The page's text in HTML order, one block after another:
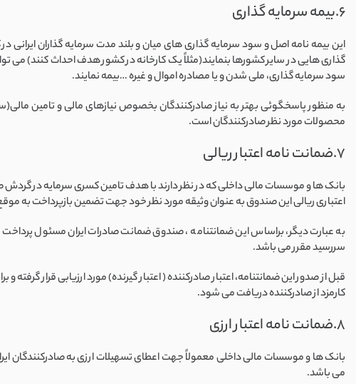
6.بیمه سرمایه گذاری
این بیمه نامه اصل و سود سرمایه گذاری های میان و بلند مدت سرمایه گذاران
گذاری هایی در سایر کشورها بنمایند(مثلاً یک کارخانه در کشور هدف احداث کنند) می
سود سرمایه گذاری، ملی شدن و یا مصادره اموال و غیره …بیمه نمایند.
به منظور پاسخگوئی بهتر به نیاز صادرکنندگان بخصوص نیازهای مالی و تامین
محصولات مورد نظر صادرکنندگان است.
7.ضمانت نامه اعتبار ریالی
بانک ها و موسسات مالی داخلی که در نظر دارند با هدف تامین کسری سرمایه در گردش
اعتباری ریالی این صندوق به عنوان وثیقه مورد نظر خود جهت تضمین بازپرداخت به
به عبارت دیگر، براساس این ضمانتنامه ، صندوق ضمانت صادرات ایران مسئول
سررسید مقرر می باشد.
قبل از صدور این ضمانتنامه، اعتبار صادرکننده ( اعتبار گیرنده) مورد ارزیابی قرار
کارمزد از صادرکننده دریافت می شود.
8.ضمانت نامه اعتبار ارزی
بانک ها و موسسات مالی داخلی معمولاً جهت اعطای تسهیلات ارزی به صادرکنندگان
می باشد.